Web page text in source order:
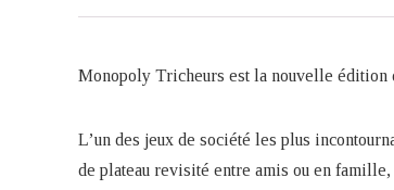
Monopoly Tricheurs est la nouvelle édition
L’un des jeux de société les plus
de plateau revisité entre amis ou en